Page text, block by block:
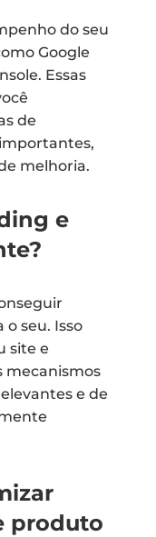
do seu
Google
Essas
de
melhoria.
e
seu. Isso
site e
mecanismos
e de
produto